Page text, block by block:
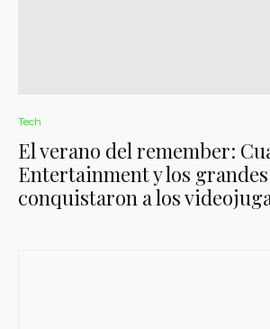
Tech
El verano del remember:
Entertainment y los
conquistaron a los